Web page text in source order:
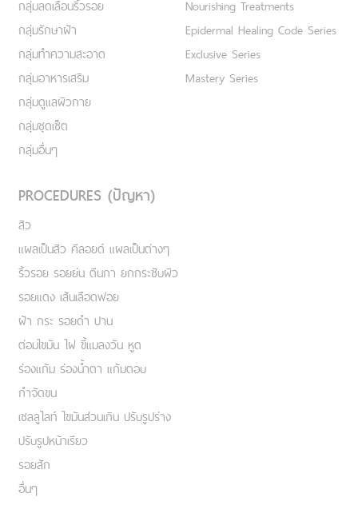
กลุ่มลดเลือนริ้วรอย
กลุ่มรักษาฝ้า
กลุ่มทำความสะอาด
กลุ่มอาหารเสริม
กลุ่มดูแลผิวกาย
กลุ่มชุดเซ็ต
กลุ่มอื่นๆ
Nourishing Treatments
Epidermal Healing Code Series
Exclusive Series
Mastery Series
PROCEDURES (ปัญหา)
สิว
แผลเป็นสิว คีลอยด์ แผลเป็นต่างๆ
ริ้วรอย รอยย่น ตีนกา ยกกระชับผิว
รอยแดง เส้นเลือดฟอย
ฝ้า กระ รอยดำ ปาน
ต่อมไขมัน ไฝ ขี้แมลงวัน หูด
ร่องแก้ม ร่องน้ำตา แก้มตอบ
กำจัดขน
เชลลูไลท์ ไขมันส่วนเกิน ปรับรูปร่าง
ปรับรูปหน้าเรียว
รอยสัก
อื่นๆ